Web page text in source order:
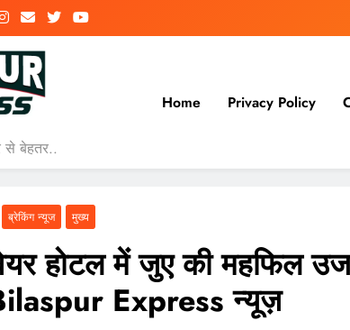
से बेहतर..
Home Privacy Policy
ब्रेकिंग न्यूज मुख्य
होटल में जुए की महफिल
Express न्यूज़